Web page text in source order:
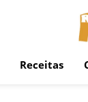
Receitas